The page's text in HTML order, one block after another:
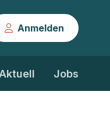
Anmelden
Jobs